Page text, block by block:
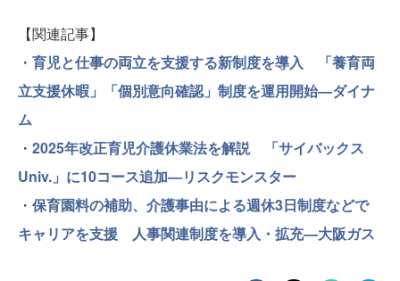
【関連記事】
・ 育児と仕事の両立を支援する新制度を導入 「養育両
立支援休暇」「個別意向確認」制度を運用開始—ダイナ
ム
・ 2025年改正育児介護休業法を解説 「サイバックス
Univ.」に10コース追加—リスクモンスター
・ 保育園料の補助、介護事由による週休3日制度などで
キャリアを支援 人事関連制度を導入・拡充—大阪ガス